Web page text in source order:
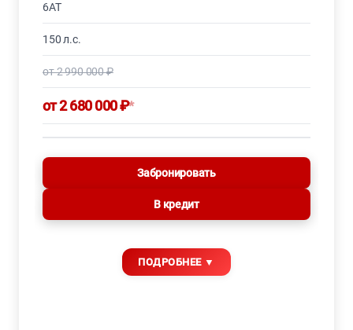
6AT
150 л.с.
от 2 990 000 ₽
от 2 680 000 ₽*
Забронировать
В кредит